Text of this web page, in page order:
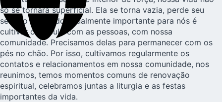
só se tornará superficial. Ela se torna vazia, perde seu
sentido profundo. Igualmente importante para nós é
cultivar o vínculo com as pessoas, com nossa
comunidade. Precisamos delas para permanecer com os
pés no chão. Por isso, cultivamos regularmente os
contatos e relacionamentos em nossa comunidade, nos
reunimos, temos momentos comuns de renovação
espiritual, celebramos juntas a liturgia e as festas
importantes da vida.